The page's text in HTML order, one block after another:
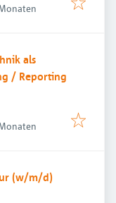
:
als
/ Reporting
:
(w/m/d)